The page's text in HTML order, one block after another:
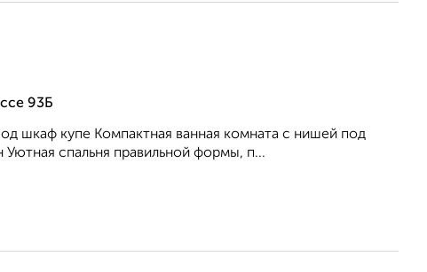
93Б
шкаф купе Компактная ванная комната с нишей под
спальня правильной формы, п...